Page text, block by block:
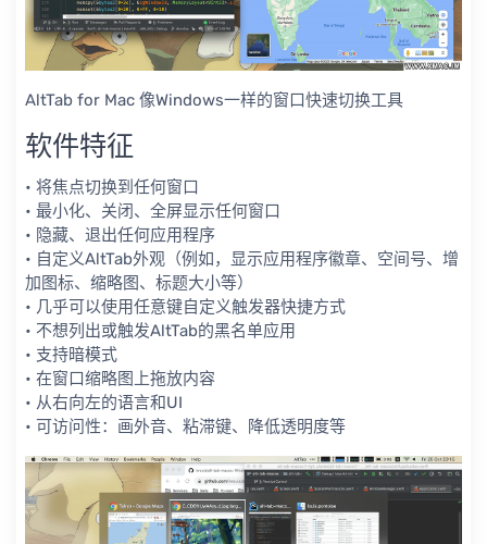
AltTab for Mac 像Windows一样的窗口快速切换工具
软件特征
• 将焦点切换到任何窗口
• 最小化、关闭、全屏显示任何窗口
• 隐藏、退出任何应用程序
• 自定义AltTab外观（例如，显示应用程序徽章、空间号、增
加图标、缩略图、标题大小等）
• 几乎可以使用任意键自定义触发器快捷方式
• 不想列出或触发AltTab的黑名单应用
• 支持暗模式
• 在窗口缩略图上拖放内容
• 从右向左的语言和UI
• 可访问性：画外音、粘滞键、降低透明度等